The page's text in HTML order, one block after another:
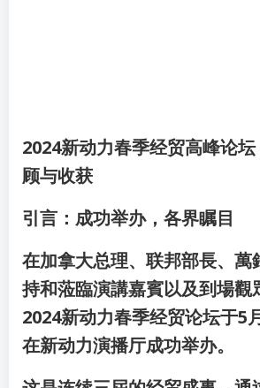
2024新动力春季经贸高峰论
顾与收获
引言：成功举办，各界瞩目
在加拿大总理、联邦部長、萬
持和蒞臨演講嘉賓以及到場觀
2024新动力春季经贸论坛于5
在新动力演播厅成功举办。